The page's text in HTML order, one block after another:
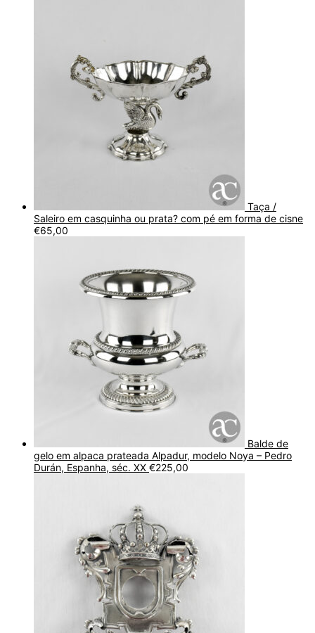
Taça /
Saleiro em casquinha ou prata? com pé em forma de cisne
€65,00
Balde de
gelo em alpaca prateada Alpadur, modelo Noya – Pedro
Durán, Espanha, séc. XX €225,00